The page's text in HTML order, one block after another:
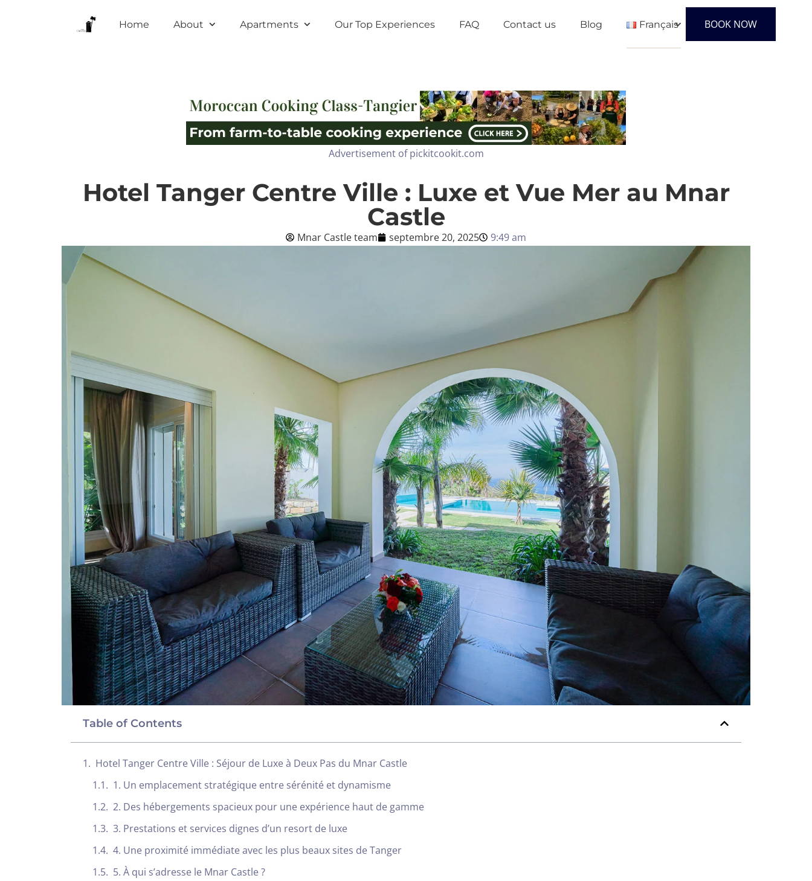
Home About Apartments Our Top Experiences FAQ Contact us Blog Français BOOK NOW
Advertisement of pickitcookit.com
Hotel Tanger Centre Ville : Luxe et Vue Mer au Mnar
Castle
Mnar Castle team septembre 20, 2025 9:49 am
Table of Contents
Hotel Tanger Centre Ville : Séjour de Luxe à Deux Pas du Mnar Castle
1. Un emplacement stratégique entre sérénité et dynamisme
2. Des hébergements spacieux pour une expérience haut de gamme
3. Prestations et services dignes d’un resort de luxe
4. Une proximité immédiate avec les plus beaux sites de Tanger
5. À qui s’adresse le Mnar Castle ?